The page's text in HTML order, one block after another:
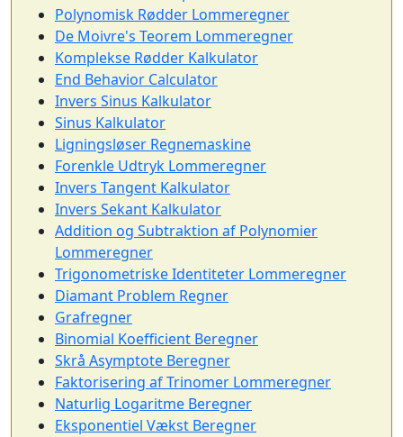
Polynomisk Rødder Lommeregner
De Moivre's Teorem Lommeregner
Komplekse Rødder Kalkulator
End Behavior Calculator
Invers Sinus Kalkulator
Sinus Kalkulator
Ligningsløser Regnemaskine
Forenkle Udtryk Lommeregner
Invers Tangent Kalkulator
Invers Sekant Kalkulator
Addition og Subtraktion af Polynomier
Lommeregner
Trigonometriske Identiteter Lommeregner
Diamant Problem Regner
Grafregner
Binomial Koefficient Beregner
Skrå Asymptote Beregner
Faktorisering af Trinomer Lommeregner
Naturlig Logaritme Beregner
Eksponentiel Vækst Beregner